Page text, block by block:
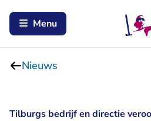
Menu
Nieuws
Tilburgs bedrijf en directie